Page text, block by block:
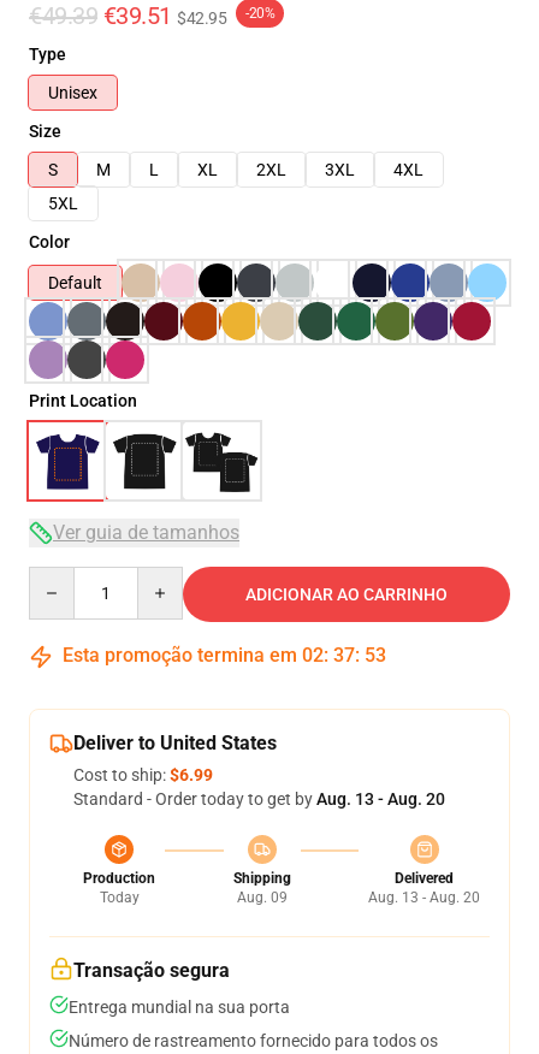
€49.39 €39.51 $42.95 -20%
Type
Unisex
Size
S
M L XL 2XL 3XL
4XL
5XL
Color
Default
Print Location
Ver guia de tamanhos
ADICIONAR AO CARRINHO
Esta promoção termina em 02: 37: 53
Deliver to United States
Cost to ship:$6.99
Standard - Order today to get byAug. 13 - Aug. 20
Production
Today
Shipping
Aug. 09
Delivered
Aug. 13 - Aug. 20
Transação segura
Entrega mundial na sua porta
Número de rastreamento fornecido para todos os